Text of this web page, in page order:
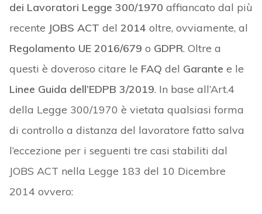
dei Lavoratori Legge 300/1970 affiancato dal più
recente JOBS ACT del 2014 oltre, ovviamente, al
Regolamento UE 2016/679 o GDPR. Oltre a
questi è doveroso citare le FAQ del Garante e le
Linee Guida dell’EDPB 3/2019. In base all’Art.4
della Legge 300/1970 è vietata qualsiasi forma
di controllo a distanza del lavoratore fatto salva
l’eccezione per i seguenti tre casi stabiliti dal
JOBS ACT nella Legge 183 del 10 Dicembre
2014 ovvero: